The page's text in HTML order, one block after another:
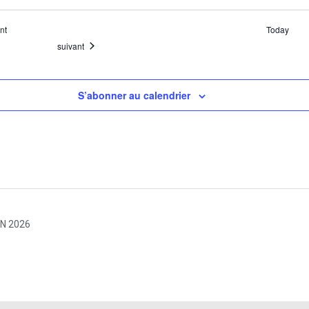
Today
Évènements
suivant
S’abonner au calendrier
2026